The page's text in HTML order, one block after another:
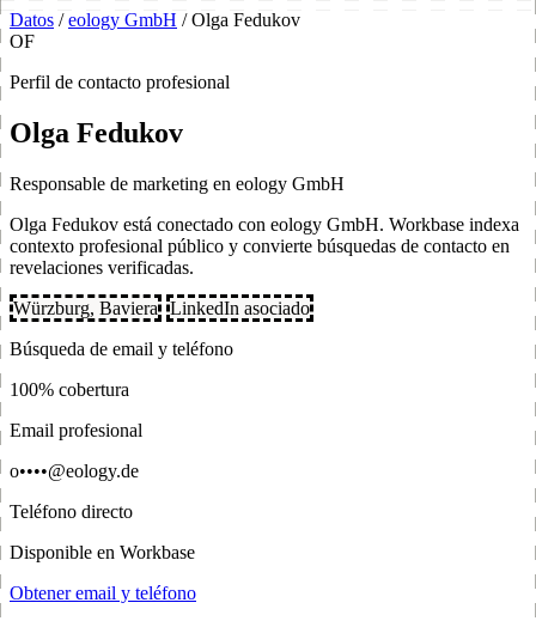
Datos / eology GmbH / Olga Fedukov
OF
Perfil de contacto profesional
Olga Fedukov
Responsable de marketing en eology GmbH
Olga Fedukov está conectado con eology GmbH. Workbase indexa
contexto profesional público y convierte búsquedas de contacto en
revelaciones verificadas.
Würzburg, Baviera
LinkedIn asociado
Búsqueda de email y teléfono
100% cobertura
Email profesional
o••••@eology.de
Teléfono directo
Disponible en Workbase
Obtener email y teléfono